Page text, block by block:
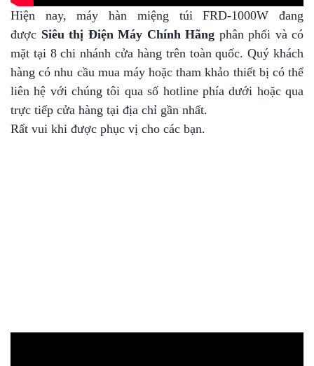
Hiện nay, máy hàn miệng túi FRD-1000W đang
được Siêu thị Điện Máy Chính Hãng phân phối và có
mặt tại 8 chi nhánh cửa hàng trên toàn quốc. Quý khách
hàng có nhu cầu mua máy hoặc tham khảo thiết bị có thể
liên hệ với chúng tôi qua số hotline phía dưới hoặc qua
trực tiếp cửa hàng tại địa chỉ gần nhất.
Rất vui khi được phục vị cho các bạn.